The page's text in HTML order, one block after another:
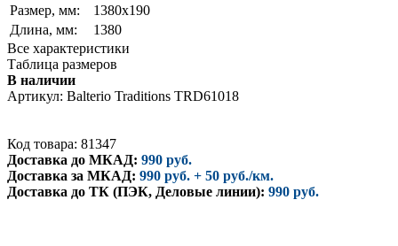
Размер, мм:
1380х190
Длина, мм:
1380
Все характеристики
Таблица размеров
В наличии
Артикул: Balterio Traditions TRD61018
Код товара: 81347
Доставка до МКАД: 990 руб.
Доставка за МКАД: 990 руб. + 50 руб./км.
Доставка до ТК (ПЭК, Деловые линии): 990 руб.